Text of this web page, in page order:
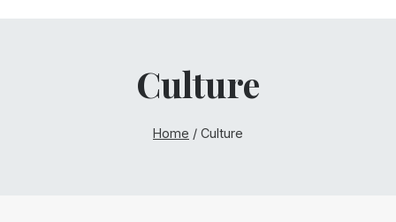
Culture
Home / Culture